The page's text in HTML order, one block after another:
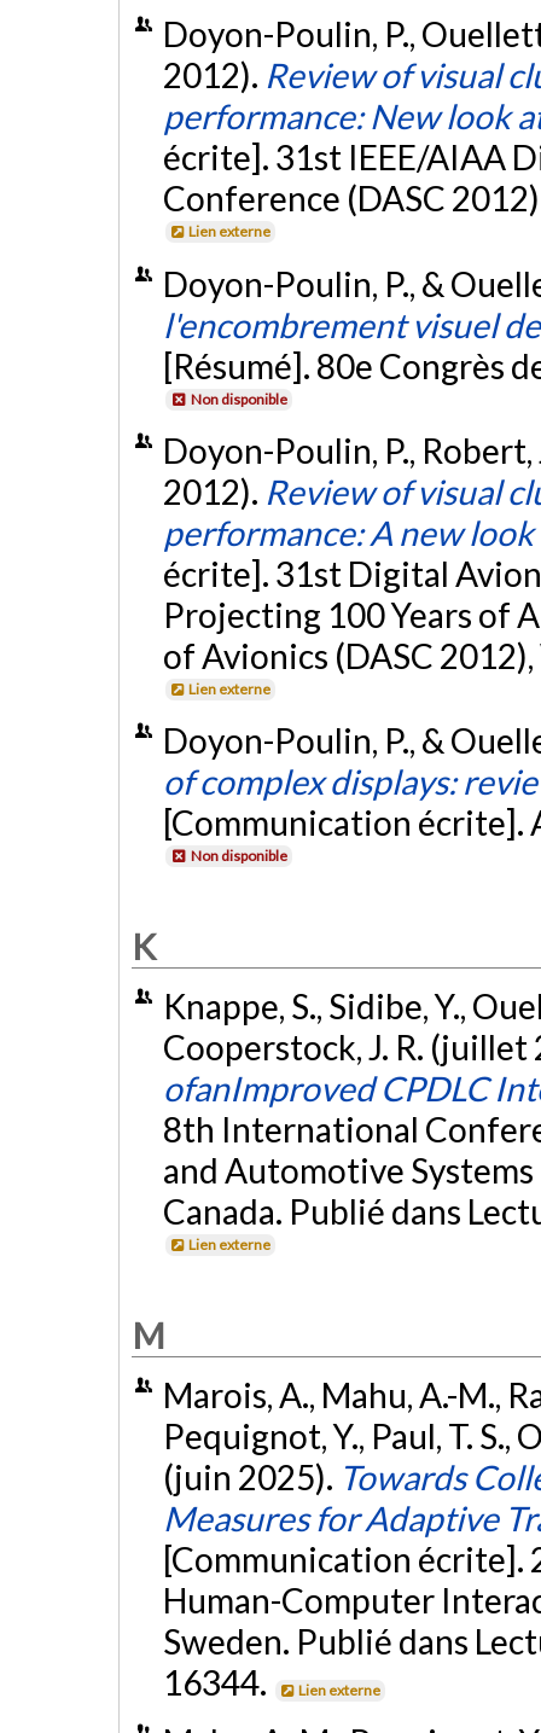
Doyon-Poulin, P.,
2012). Review of visual
performance: New look
écrite]. 31st IEEE/AIAA
Conference (DASC
Lien externe
Doyon-Poulin, P., &
l'encombrement visuel
[Résumé]. 80e Congrès
Non disponible
Doyon-Poulin, P.,
2012). Review of visual
performance: A new
écrite]. 31st Digital
Projecting 100 Years of
of Avionics (DASC
Lien externe
Doyon-Poulin, P., &
of complex displays:
[Communication écrite].
Non disponible
K
Knappe, S., Sidibe, Y.,
Cooperstock, J. R.
ofanImproved CPDLC
8th International
and Automotive
Canada. Publié dans
Lien externe
M
Marois, A., Mahu, A.-M.,
Pequignot, Y., Paul, T.
(juin 2025). Towards
Measures for Adaptive
[Communication
Human-Computer
Sweden. Publié dans
16344.
Lien externe